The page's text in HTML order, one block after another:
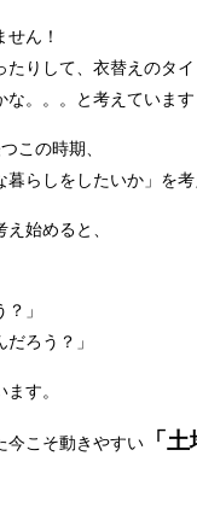
ん！
たりして、衣替えのタ
。。。と考えています
この時期、
暮らしをしたいか」 を
え始めると、
」
ろう？」
す。
今こそ動きやすい 「